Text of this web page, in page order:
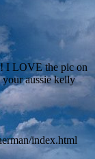
I LOVE the pic on
aussie kelly
index.html